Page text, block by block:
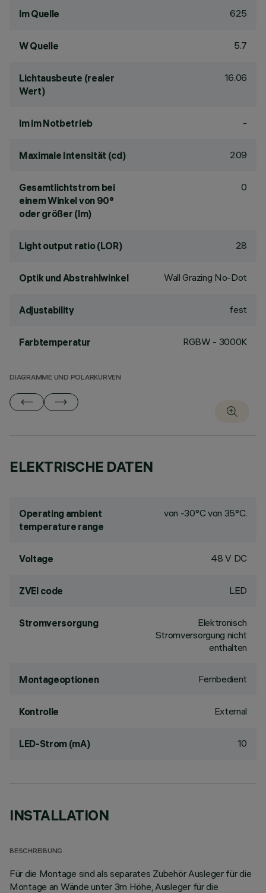
lm Quelle 625
W Quelle 5.7
Lichtausbeute (realer
Wert)
16.06
lm im Notbetrieb -
Maximale Intensität (cd) 209
Gesamtlichtstrom bei
einem Winkel von 90°
oder größer (lm)
0
Light output ratio (LOR) 28
Optik und Abstrahlwinkel Wall Grazing No-Dot
Adjustability fest
Farbtemperatur RGBW - 3000K
DIAGRAMME UND POLARKURVEN
ELEKTRISCHE DATEN
Operating ambient
temperature range
von -30°C von 35°C.
Voltage 48 V DC
ZVEI code LED
Stromversorgung
Elektronisch
Stromversorgung nicht
enthalten
Montageoptionen Fernbedient
Kontrolle External
LED-Strom (mA) 10
INSTALLATION
BESCHREIBUNG
Für die Montage sind als separates Zubehör Ausleger für die
Montage an Wände unter 3m Höhe, Ausleger für die